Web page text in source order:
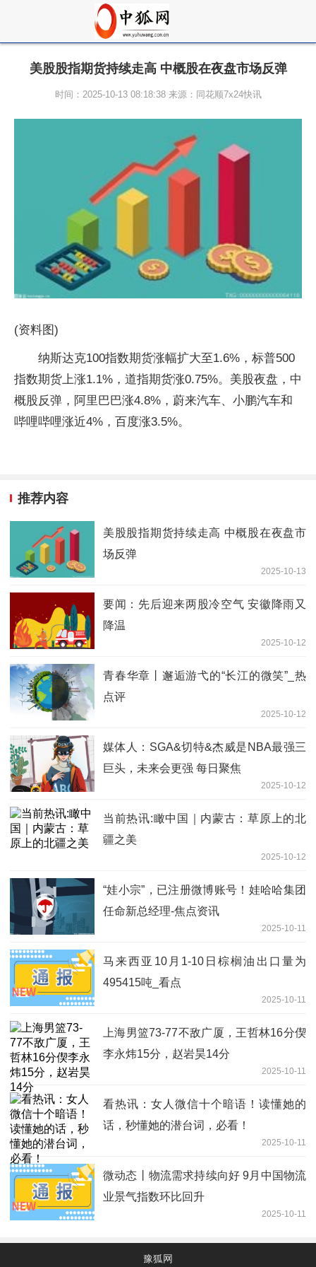
美股股指期货持续走高 中概股在夜盘市场反弹
时间：2025-10-13 08:18:38 来源：同花顺7x24快讯
(资料图)
纳斯达克100指数期货涨幅扩大至1.6%，标普500
指数期货上涨1.1%，道指期货涨0.75%。美股夜盘，中
概股反弹，阿里巴巴涨4.8%，蔚来汽车、小鹏汽车和
哔哩哔哩涨近4%，百度涨3.5%。
推荐内容
美股股指期货持续走高 中概股在夜盘市
场反弹
2025-10-13
要闻：先后迎来两股冷空气 安徽降雨又
降温
2025-10-12
青春华章丨邂逅游弋的“长江的微笑”_热
点评
2025-10-12
媒体人：SGA&切特&杰威是NBA最强三
巨头，未来会更强 每日聚焦
2025-10-12
当前热讯:瞰中国｜内蒙古：草原上的北
疆之美
2025-10-12
“娃小宗”，已注册微博账号！娃哈哈集团
任命新总经理-焦点资讯
2025-10-11
马来西亚10月1-10日棕榈油出口量为
495415吨_看点
2025-10-11
上海男篮73-77不敌广厦，王哲林16分偰
李永炜15分，赵岩昊14分
2025-10-11
看热讯：女人微信十个暗语！读懂她的
话，秒懂她的潜台词，必看！
2025-10-11
微动态丨物流需求持续向好 9月中国物流
业景气指数环比回升
2025-10-11
豫狐网